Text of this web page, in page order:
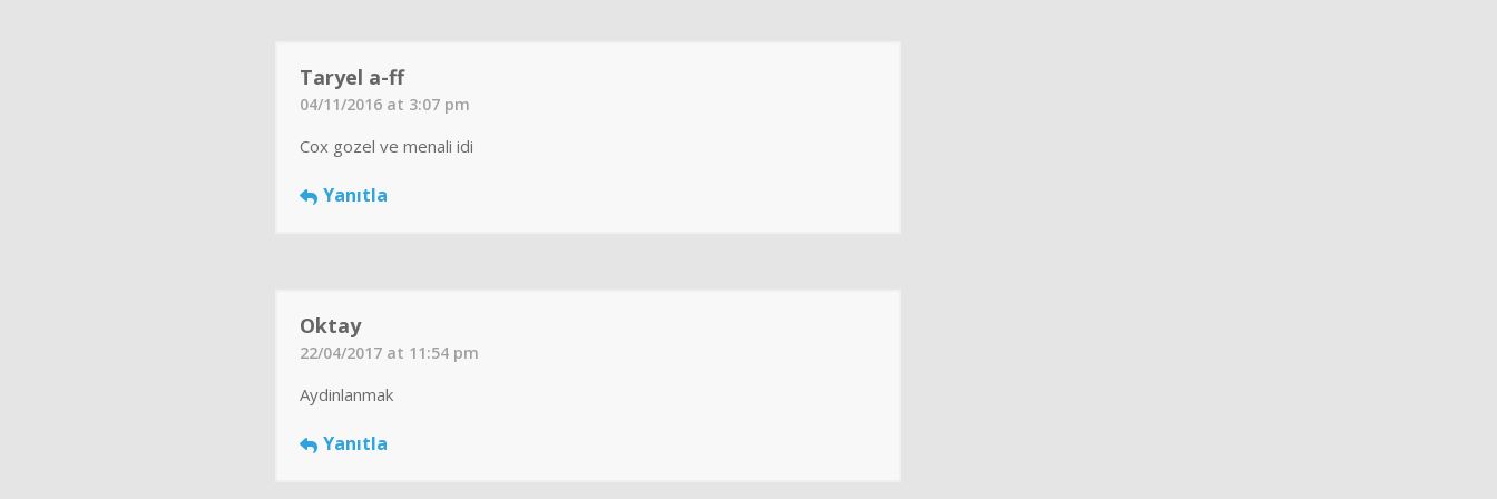
Taryel a-ff
04/11/2016 at 3:07 pm
Cox gozel ve menali idi
Yanıtla
Oktay
22/04/2017 at 11:54 pm
Aydinlanmak
Yanıtla